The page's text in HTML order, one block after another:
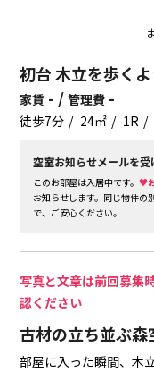
初台 木立を歩く
家賃 - /管理費 -
徒歩7分 24㎡ 1R
空室お知らせメールを受
このお部屋は入居中です。♥
お知らせします。同じ物件の
で、ご安心ください。
写真と文章は前回募集
認ください
古材の立ち並ぶ森
部屋に入った瞬間、木